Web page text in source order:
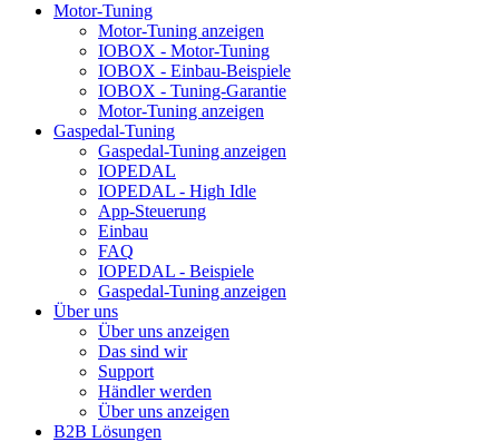
Motor-Tuning
Motor-Tuning anzeigen
IOBOX - Motor-Tuning
IOBOX - Einbau-Beispiele
IOBOX - Tuning-Garantie
Motor-Tuning anzeigen
Gaspedal-Tuning
Gaspedal-Tuning anzeigen
IOPEDAL
IOPEDAL - High Idle
App-Steuerung
Einbau
FAQ
IOPEDAL - Beispiele
Gaspedal-Tuning anzeigen
Über uns
Über uns anzeigen
Das sind wir
Support
Händler werden
Über uns anzeigen
B2B Lösungen